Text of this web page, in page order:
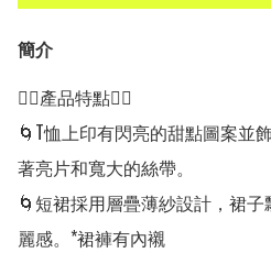
簡介
👍🏻產品特點👍🏻
🌀T恤上印有閃亮的甜點圖案並
著亮片和寬大的絲帶。
🌀短裙採用層疊薄紗設計，裙
麗感。*裙褲有內襯